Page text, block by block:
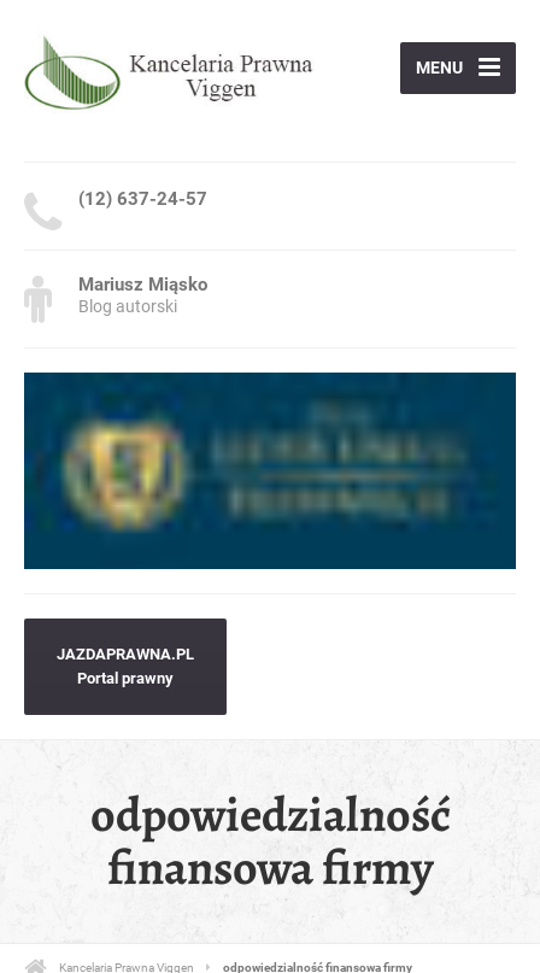
(12) 637-24-57
Mariusz Miąsko
Blog autorski
MENU
JAZDAPRAWNA.PL
Portal prawny
odpowiedzialność
finansowa firmy
Kancelaria Prawna Viggen odpowiedzialność finansowa firmy